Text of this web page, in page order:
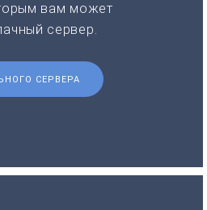
вам может
сервер.
СЕРВЕРА